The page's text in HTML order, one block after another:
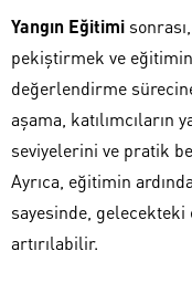
Yangın Eğitimi
pekiştirmek ve
değerlendirme
aşama, katılımcıların
seviyelerini ve pratik
Ayrıca, eğitimin
sayesinde,
artırılabilir.